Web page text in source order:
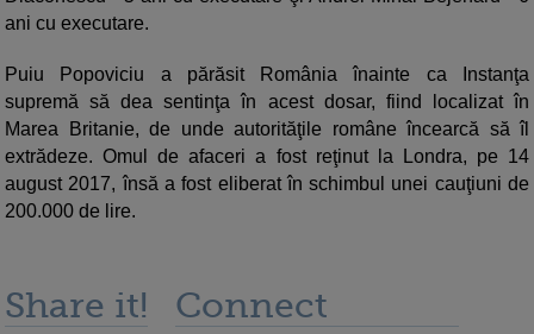
ani cu executare.
Puiu Popoviciu a părăsit România înainte ca Instanţa
supremă să dea sentinţa în acest dosar, fiind localizat în
Marea Britanie, de unde autorităţile române încearcă să îl
extrădeze. Omul de afaceri a fost reţinut la Londra, pe 14
august 2017, însă a fost eliberat în schimbul unei cauţiuni de
200.000 de lire.
Share it! Connect